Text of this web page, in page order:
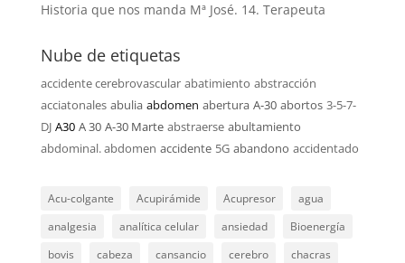
Historia que nos manda Mª José. 14. Terapeuta
Nube de etiquetas
accidente cerebrovascular abatimiento abstracción
acciatonales abulia abdomen abertura A-30 abortos 3-5-7-
DJ A30 A 30 A-30 Marte abstraerse abultamiento
abdominal. abdomen accidente 5G abandono accidentado
Acu-colgante Acupirámide Acupresor
agua
analgesia
analítica celular ansiedad
Bioenergía
bovis
cabeza cansancio cerebro
chacras